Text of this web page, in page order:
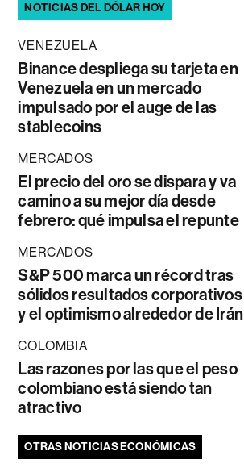
NOTICIAS DEL DÓLAR HOY
VENEZUELA
Binance despliega su tarjeta en
Venezuela en un mercado
impulsado por el auge de las
stablecoins
MERCADOS
El precio del oro se dispara y va
camino a su mejor día desde
febrero: qué impulsa el repunte
MERCADOS
S&P 500 marca un récord tras
sólidos resultados corporativos
y el optimismo alrededor de Irán
COLOMBIA
Las razones por las que el peso
colombiano está siendo tan
atractivo
OTRAS NOTICIAS ECONÓMICAS